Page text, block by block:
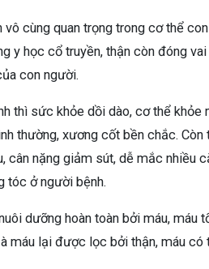
vô cùng quan trọng trong cơ thể
y học cổ truyền, thận còn đóng
con người.
thì sức khỏe dồi dào, cơ thể
thường, xương cốt bền chắc.
cân nặng giảm sút, dễ mắc nhiều
tóc ở người bệnh.
dưỡng hoàn toàn bởi máu, máu
máu lại được lọc bởi thận, máu có